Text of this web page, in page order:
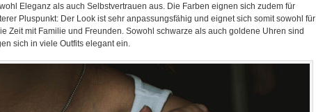
Eleganz als auch Selbstvertrauen aus. Die Farben eignen sich zudem für
Pluspunkt: Der Look ist sehr anpassungsfähig und eignet sich somit sowohl für
Zeit mit Familie und Freunden. Sowohl schwarze als auch goldene Uhren sind
sich in viele Outfits elegant ein.